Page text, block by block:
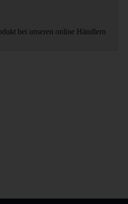
bei unseren online Händlern